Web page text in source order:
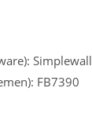
Simplewall
FB7390